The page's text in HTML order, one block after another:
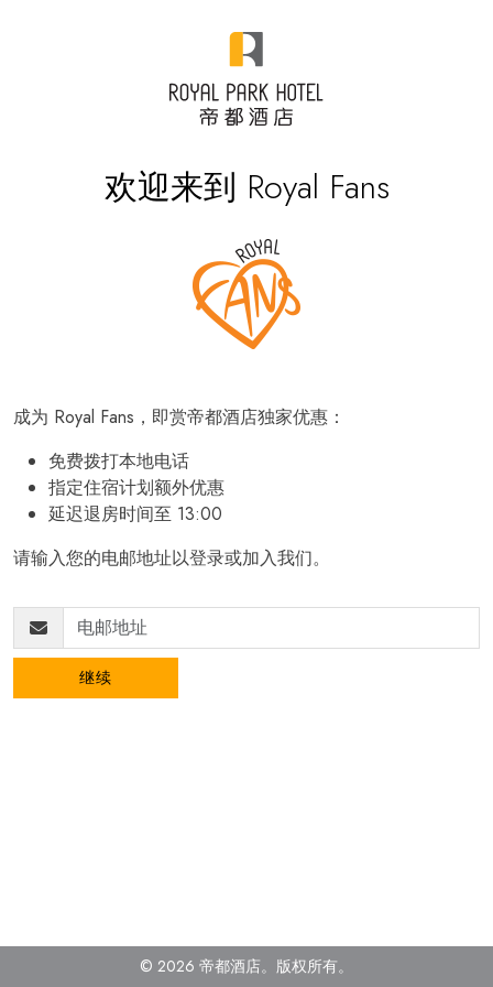
欢迎来到 Royal Fans
成为 Royal Fans，即赏帝都酒店独家优惠：
免费拨打本地电话
指定住宿计划额外优惠
延迟退房时间至 13:00
请输入您的电邮地址以登录或加入我们。
继续
© 2026 帝都酒店。 版权所有。